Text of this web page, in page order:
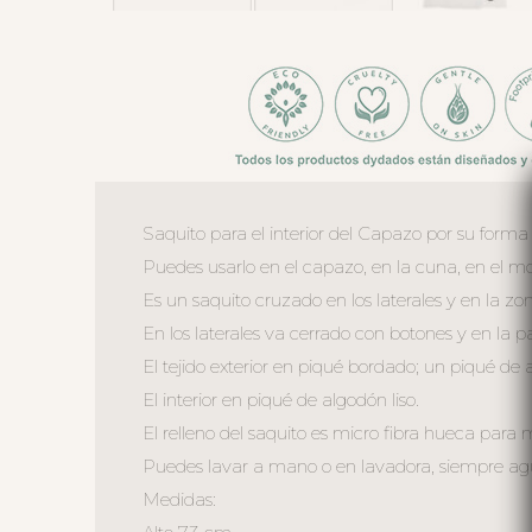
Saquito para el interior del Capazo por su
Puedes usarlo en el capazo, en la cuna, en el
Es un saquito cruzado en los laterales y en la
En los laterales va cerrado con botones y en la
El tejido exterior en piqué bordado; un piqué
El interior en piqué de algodón liso.
El relleno del saquito es micro fibra hueca
Puedes lavar a mano o en lavadora, siempre
Medidas: